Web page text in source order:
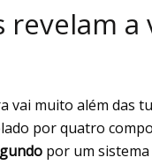
a
vai muito além das
por quatro
por um